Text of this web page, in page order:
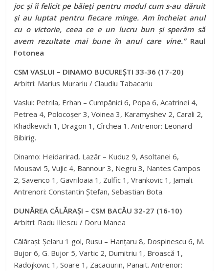
joc și îi felicit pe băieți pentru modul cum s-au dăruit
și au luptat pentru fiecare minge. Am încheiat anul
cu o victorie, ceea ce e un lucru bun și sperăm să
avem rezultate mai bune în anul care vine.” Raul
Fotonea
CSM VASLUI – DINAMO BUCUREȘTI 33-36 (17-20)
Arbitri: Marius Murariu / Claudiu Tabacariu
Vaslui: Petrila, Erhan – Cumpănici 6, Popa 6, Acatrinei 4,
Petrea 4, Polocoșer 3, Voinea 3, Karamyshev 2, Carali 2,
Khadkevich 1, Dragon 1, Cîrchea 1. Antrenor: Leonard
Bibirig.
Dinamo: Heidarirad, Lazăr – Kuduz 9, Asoltanei 6,
Mousavi 5, Vujic 4, Bannour 3, Negru 3, Nantes Campos
2, Savenco 1, Gavriloaia 1, Zulfic 1, Vrankovic 1, Jamali.
Antrenori: Constantin Ștefan, Sebastian Bota.
DUNĂREA CĂLĂRAȘI – CSM BACĂU 32-27 (16-10)
Arbitri: Radu Iliescu / Doru Manea
Călărași: Șelaru 1 gol, Rusu – Hanțaru 8, Dospinescu 6, M.
Bujor 6, G. Bujor 5, Vartic 2, Dumitriu 1, Broască 1,
Radojkovic 1, Soare 1, Zacaciurin, Panait. Antrenor: